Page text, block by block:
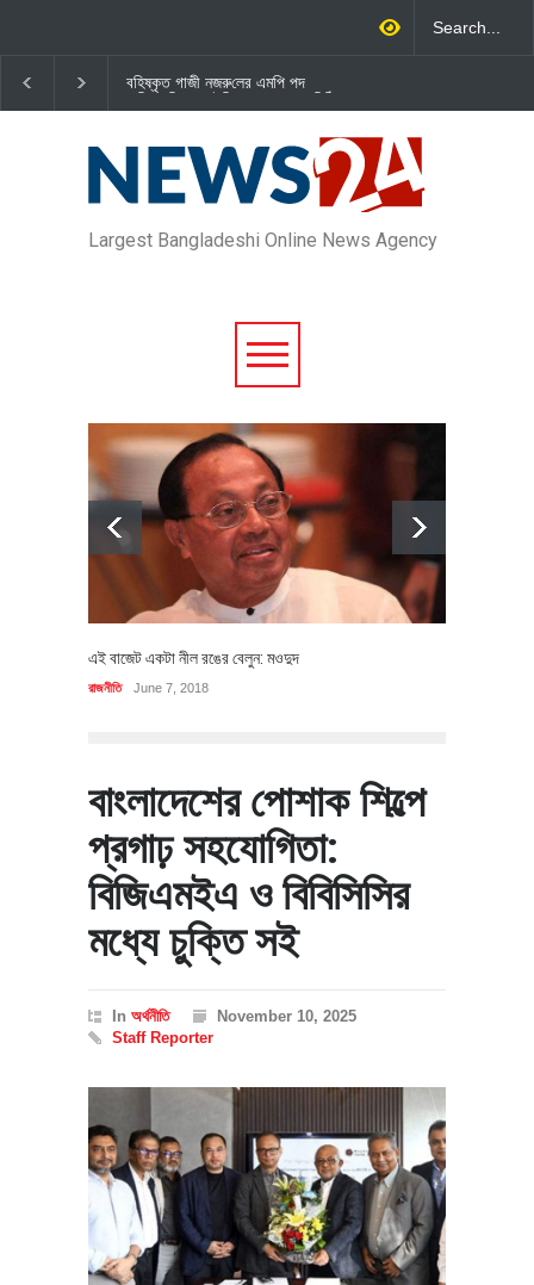
বহিষ্কৃত গাজী নজরু‌লের এম‌পি পদ
বা‌তি‌লে স্পিকার-ইসিকে জামায়া‌তের চি‌ঠি
জামায়াত এমপি গাজী নজরুল ইসলামকে
দল থেকে বহিষ্কার
Largest Bangladeshi Online News Agency
এই বাজেট একটা নীল রঙের বেলুন: মওদুদ
রাজনীতি June 7, 2018
বাংলাদেশের পোশাক শিল্পে
প্রগাঢ় সহযোগিতা:
বিজিএমইএ ও বিবিসিসির
মধ্যে চুক্তি সই
In অর্থনীতি
November 10, 2025
Staff Reporter